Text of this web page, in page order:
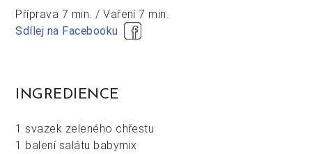
Příprava 7 min. /Vaření 7 min.
Sdílej na Facebooku
INGREDIENCE
1 svazek zeleného chřestu
1 balení salátu babymix